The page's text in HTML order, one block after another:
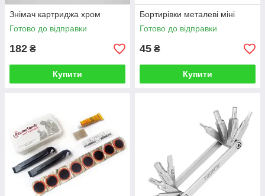
Знімач картриджа хром
Готово до відправки
182 ₴
Купити
Бортирівки металеві міні
Готово до відправки
45 ₴
Купити